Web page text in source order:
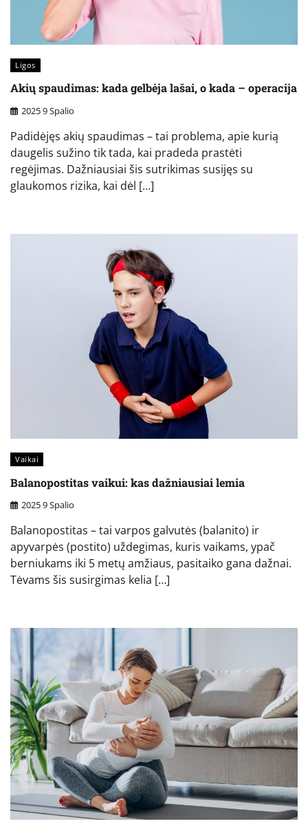
Ligos
Akių spaudimas: kada gelbėja lašai, o kada – operacija
2025 9 Spalio
Padidėjęs akių spaudimas – tai problema, apie kurią
daugelis sužino tik tada, kai pradeda prastėti
regėjimas. Dažniausiai šis sutrikimas susijęs su
glaukomos rizika, kai dėl […]
Vaikai
Balanopostitas vaikui: kas dažniausiai lemia
2025 9 Spalio
Balanopostitas – tai varpos galvutės (balanito) ir
apyvarpės (postito) uždegimas, kuris vaikams, ypač
berniukams iki 5 metų amžiaus, pasitaiko gana dažnai.
Tėvams šis susirgimas kelia […]